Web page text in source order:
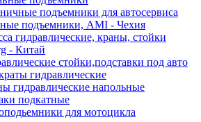
подъемники для автосервиса
подъемники, АМІ - Чехия
гидравлические, краны, стойки
- Китай
стойки,подставки под авто
гидравлические
гидравлические напольные
подкатные
для мотоцикла